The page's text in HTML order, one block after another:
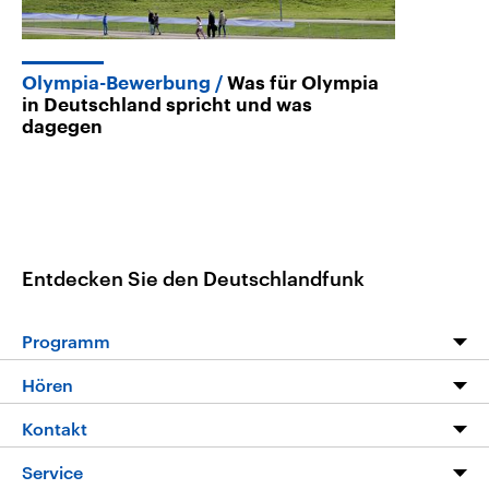
Olympia-Bewerbung
Was für Olympia
in Deutschland spricht und was
dagegen
Entdecken Sie den Deutschlandfunk
Programm
Programm
Die Nachrichten
Nachrichtenleicht
Hören
Livestream
Kontakt
Hörerservice
Service